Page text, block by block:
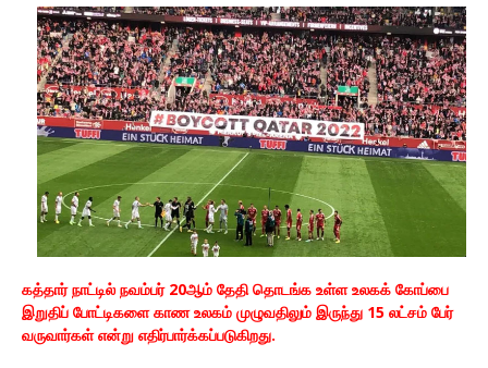
கத்தார் நாட்டில் நவம்பர் 20ஆம் தேதி தொடங்க உள்ள உலகக் கோப்பை
இறுதிப் போட்டிகளை காண உலகம் முழுவதிலும் இருந்து 15 லட்சம் பேர்
வருவார்கள் என்று எதிர்பார்க்கப்படுகிறது.